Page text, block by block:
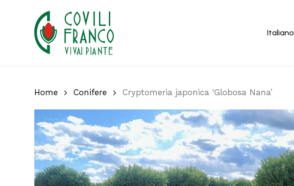
Italiano
Home Conifere Cryptomeria japonica ‘Globosa Nana’